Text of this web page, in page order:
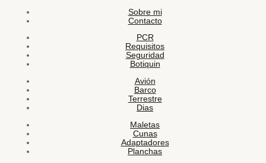
Sobre mi
Contacto
PCR
Requisitos
Seguridad
Botiquin
Avión
Barco
Terrestre
Dias
Maletas
Cunas
Adaptadores
Planchas